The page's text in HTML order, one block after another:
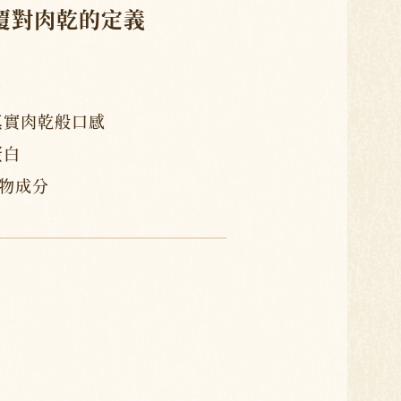
對肉乾的定義
肉乾般口感
成分